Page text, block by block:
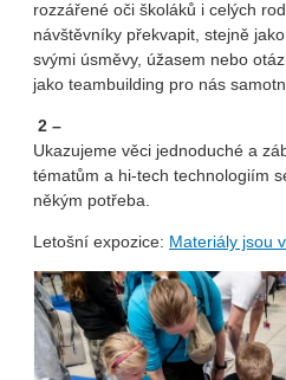
rozzářené oči školáků i celých
návštěvníky překvapit, stejně
svými úsměvy, úžasem nebo
jako teambuilding pro nás
2 –
Ukazujeme věci jednoduché a
tématům a hi-tech technologiím
někým potřeba.
Letošní expozice: Materiály jsou